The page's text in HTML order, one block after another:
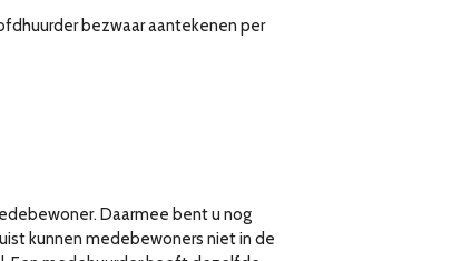
bezwaar aantekenen per
Daarmee bent u nog
kunnen medebewoners niet in de